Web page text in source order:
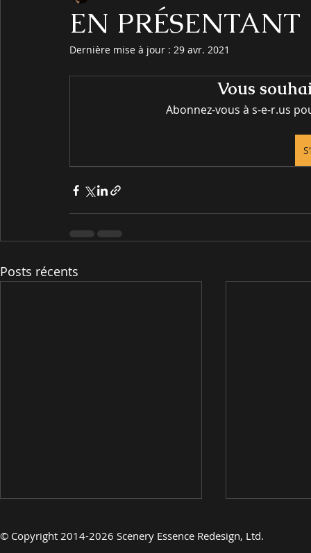
EN PRÉSENTANT
Dernière mise à jour : 29 avr. 2021
Vous
Abonnez-vous à s-e-r.us
Posts récents
© Copyright 2014-2026 Scenery Essence Redesign, Ltd.